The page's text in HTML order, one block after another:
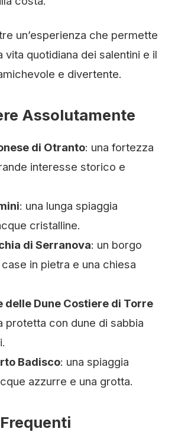
un’esperienza che permette
vita quotidiana dei salentini e il
e divertente.
Assolutamente
di Otranto: una fortezza
interesse storico e
: una lunga spiaggia
cristalline.
di Serranova: un borgo
in pietra e una chiesa
delle Dune Costiere di Torre
protetta con dune di sabbia
Badisco: una spiaggia
azzurre e una grotta.